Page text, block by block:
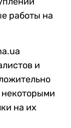
работы на
и
некоторыми
на их